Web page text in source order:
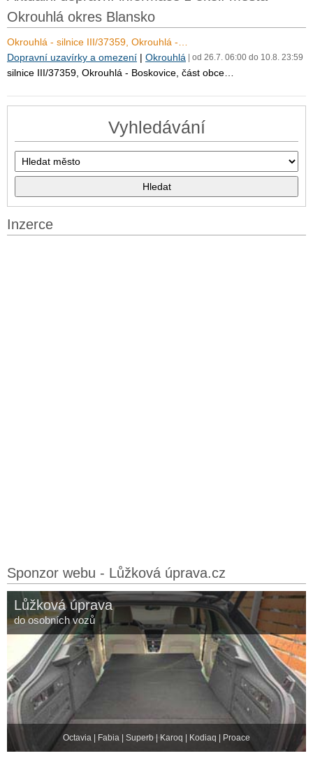
Okrouhlá okres Blansko
Okrouhlá - silnice III/37359, Okrouhlá -…
Dopravní uzavírky a omezení | Okrouhlá | od 26.7. 06:00 do 10.8. 23:59
silnice III/37359, Okrouhlá - Boskovice, část obce…
Vyhledávání
Inzerce
Sponzor webu - Lůžková úprava.cz
Lůžková úprava
do osobních vozů
Octavia | Fabia | Superb | Karoq | Kodiaq | Proace